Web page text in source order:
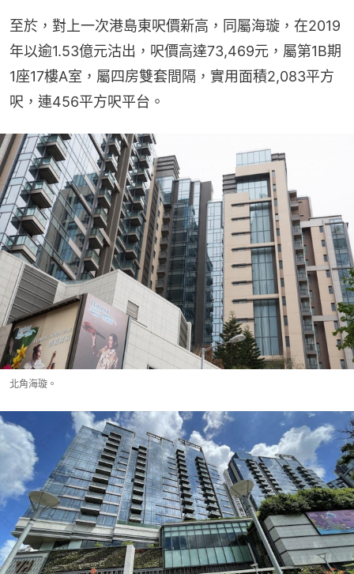
至於，對上一次港島東呎價新高，同屬海璇，在2019
年以逾1.53億元沽出，呎價高達73,469元，屬第1B期
1座17樓A室，屬四房雙套間隔，實用面積2,083平方
呎，連456平方呎平台。
北角海璇。